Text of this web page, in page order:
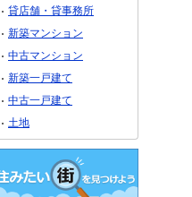
貸店舗・貸事務所
新築マンション
中古マンション
新築一戸建て
中古一戸建て
土地